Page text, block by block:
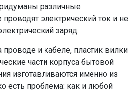
различные
электрический ток и не
заряд.
проводе и кабеле, пластик вилки
части корпуса бытовой
изготавливаются именно из
есть проблема: как и любой